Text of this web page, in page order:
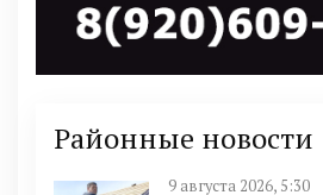
Районные новости
9 августа 2026, 5:30